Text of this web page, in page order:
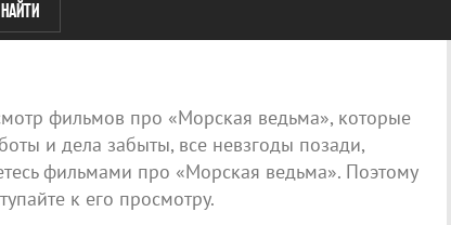
НАЙТИ
фильмов про «Морская ведьма», которые
и дела забыты, все невзгоды позади,
фильмами про «Морская ведьма». Поэтому
к его просмотру.